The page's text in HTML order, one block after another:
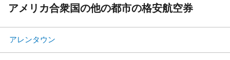
アメリカ合衆国の他の都市の格安航空券
アレンタウン